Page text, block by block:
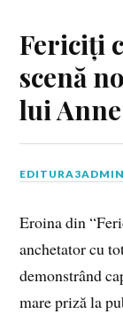
Fericiți
scenă
lui
EDITURA3ADMIN
Eroina din
anchetator cu
demonstrând
mare priză la